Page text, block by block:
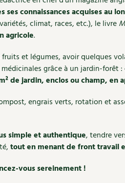
ses connaissances acquises au
climat, races, etc.), le livre
agricole.
et légumes, avoir quelques
grâce à un jardin-forêt
de jardin, enclos ou champ,
engrais verts, rotation et
simple et authentique, tendre
tout en menant de front travail
vous sereinement !